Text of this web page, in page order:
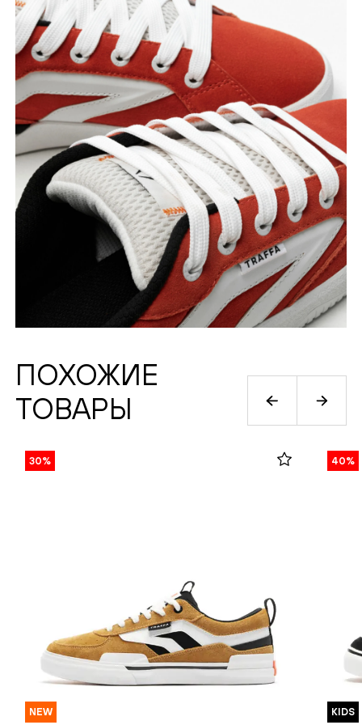
ПОХОЖИЕ
ТОВАРЫ
30%
NEW
40%
KIDS
Введи код подтверждения*
ОТПРАВИТЬ
Нажимая кнопку “Подписаться”, вы
соглашаетесь на обработку персональных
данных в соответствии сПолитикой
конфиденциальности